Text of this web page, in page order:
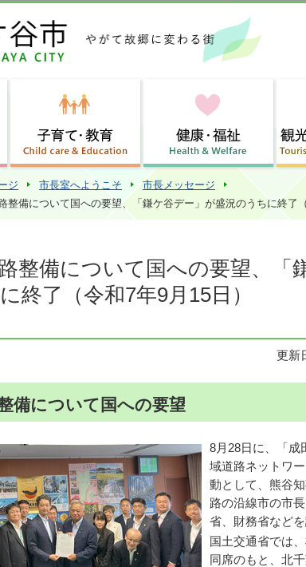
このページの本
ジ 市長室へようこそ
市長メッセージ
整備について国への要望、「鎌ケ谷デー」が盛況のうちに終了
整備について国への要望、「
終了（令和7年9月15日）
更新
備について国への要望
8月28日に、「成
域道路ネットワ
動として、熊谷
路の沿線市の市
省、財務省などを
国土交通省では
同席のもと、北